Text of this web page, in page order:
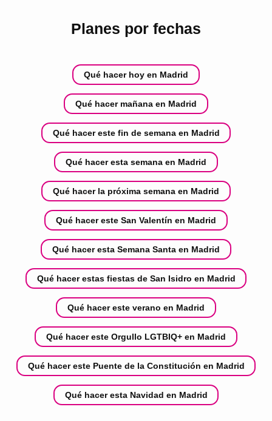
Planes por fechas
Qué hacer hoy en Madrid
Qué hacer mañana en Madrid
Qué hacer este fin de semana en Madrid
Qué hacer esta semana en Madrid
Qué hacer la próxima semana en Madrid
Qué hacer este San Valentín en Madrid
Qué hacer esta Semana Santa en Madrid
Qué hacer estas fiestas de San Isidro en Madrid
Qué hacer este verano en Madrid
Qué hacer este Orgullo LGTBIQ+ en Madrid
Qué hacer este Puente de la Constitución en Madrid
Qué hacer esta Navidad en Madrid